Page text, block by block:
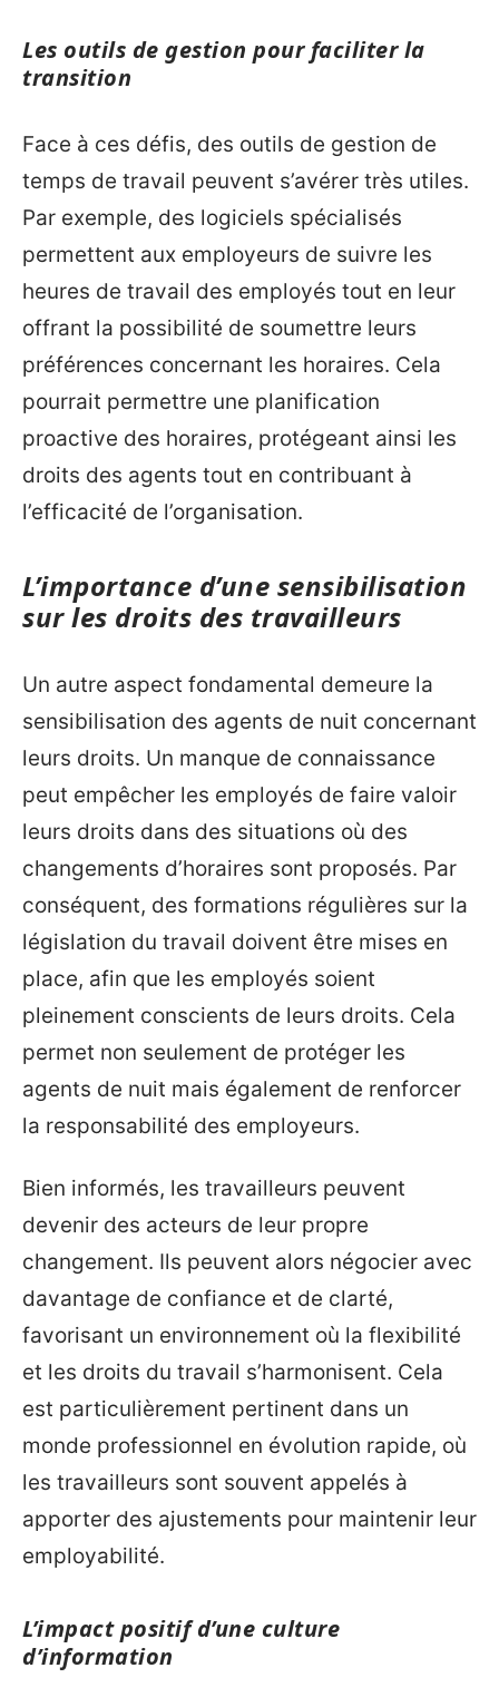
Les outils de gestion pour faciliter la
transition
Face à ces défis, des outils de gestion de
temps de travail peuvent s’avérer très utiles.
Par exemple, des logiciels spécialisés
permettent aux employeurs de suivre les
heures de travail des employés tout en leur
offrant la possibilité de soumettre leurs
préférences concernant les horaires. Cela
pourrait permettre une planification
proactive des horaires, protégeant ainsi les
droits des agents tout en contribuant à
l’efficacité de l’organisation.
L’importance d’une sensibilisation
sur les droits des travailleurs
Un autre aspect fondamental demeure la
sensibilisation des agents de nuit concernant
leurs droits. Un manque de connaissance
peut empêcher les employés de faire valoir
leurs droits dans des situations où des
changements d’horaires sont proposés. Par
conséquent, des formations régulières sur la
législation du travail doivent être mises en
place, afin que les employés soient
pleinement conscients de leurs droits. Cela
permet non seulement de protéger les
agents de nuit mais également de renforcer
la responsabilité des employeurs.
Bien informés, les travailleurs peuvent
devenir des acteurs de leur propre
changement. Ils peuvent alors négocier avec
davantage de confiance et de clarté,
favorisant un environnement où la flexibilité
et les droits du travail s’harmonisent. Cela
est particulièrement pertinent dans un
monde professionnel en évolution rapide, où
les travailleurs sont souvent appelés à
apporter des ajustements pour maintenir leur
employabilité.
L’impact positif d’une culture
d’information